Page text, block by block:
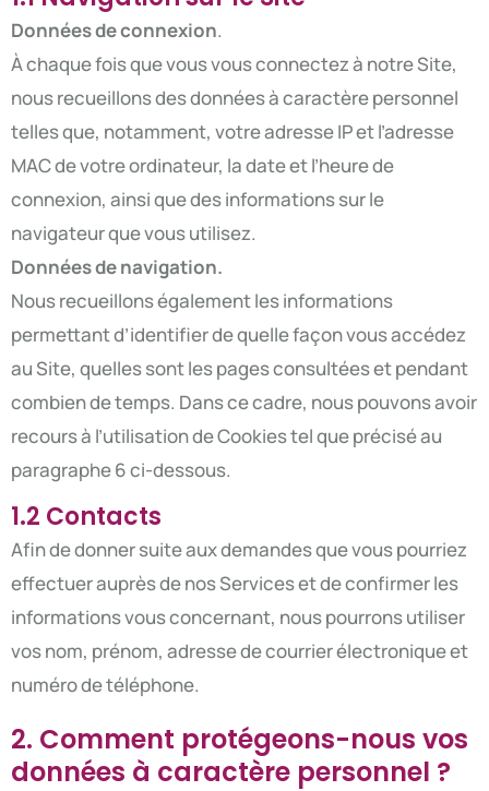
Données de connexion.
À chaque fois que vous vous connectez à notre Site,
nous recueillons des données à caractère personnel
telles que, notamment, votre adresse IP et l’adresse
MAC de votre ordinateur, la date et l’heure de
connexion, ainsi que des informations sur le
navigateur que vous utilisez.
Données de navigation.
Nous recueillons également les informations
permettant d’identifier de quelle façon vous accédez
au Site, quelles sont les pages consultées et pendant
combien de temps. Dans ce cadre, nous pouvons avoir
recours à l’utilisation de Cookies tel que précisé au
paragraphe 6 ci-dessous.
1.2 Contacts
Afin de donner suite aux demandes que vous pourriez
effectuer auprès de nos Services et de confirmer les
informations vous concernant, nous pourrons utiliser
vos nom, prénom, adresse de courrier électronique et
numéro de téléphone.
2. Comment protégeons-nous vos
données à caractère personnel ?